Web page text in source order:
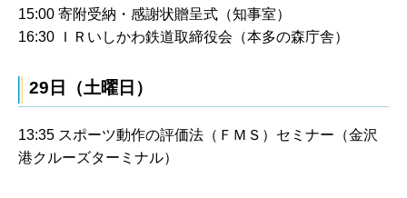
15:00 寄附受納・感謝状贈呈式（知事室）
16:30 ＩＲいしかわ鉄道取締役会（本多の森庁舎）
29日（土曜日）
13:35 スポーツ動作の評価法（ＦＭＳ）セミナー（金沢
港クルーズターミナル）